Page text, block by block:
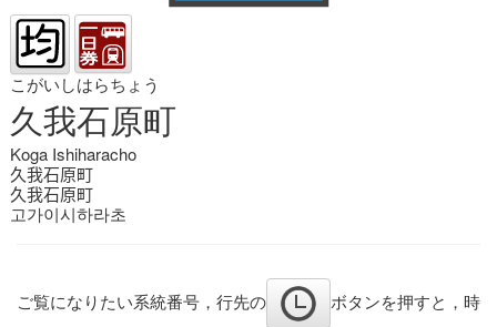
こがいしはらちょう
久我石原町
Koga Ishiharacho
久我石原町
久我石原町
고가이시하라초
ご覧になりたい系統番号，行先の
ボタンを押すと，時